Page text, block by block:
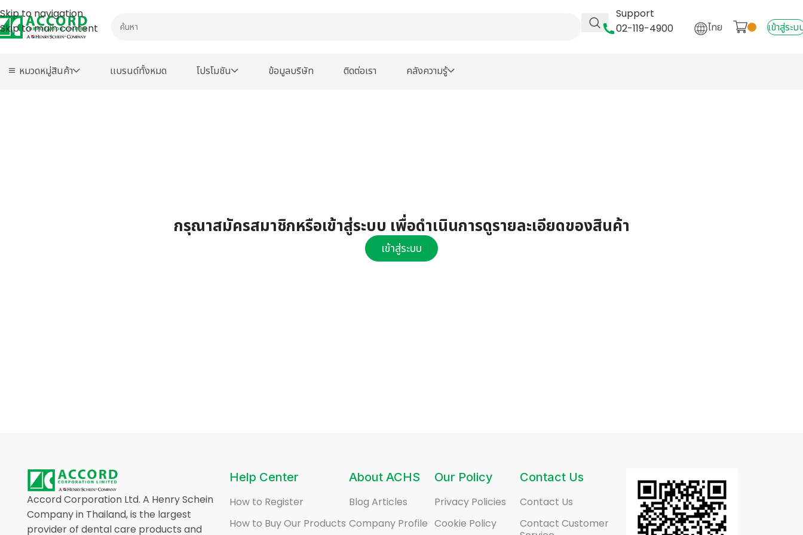
Skip to navigation
Skip to main content
Support
02-119-4900
ไทย เข้าสู่ระบ
หมวดหมู่สินค้า เเบรนด์ทั้งหมด โปรโมชัน ข้อมูลบริษัท ติดต่อเรา คลังความรู้
กรุณาสมัครสมาชิกหรือเข้าสู่ระบบ เพื่อดำเนินการดูรายละเอียดของสินค้า
เข้าสู่ระบบ
Accord Corporation Ltd. A Henry Schein
Company in Thailand, is the largest
provider of dental care products and
Help Center
How to Register
How to Buy Our Products
About ACHS
Blog Articles
Company Profile
Our Policy
Privacy Policies
Cookie Policy
Contact Us
Contact Us
Contact Customer